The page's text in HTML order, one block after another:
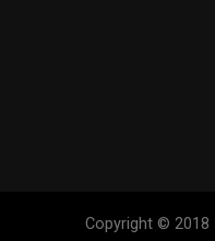
Copyright © 2018